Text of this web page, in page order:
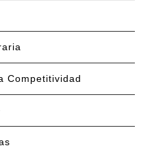
Competitividad